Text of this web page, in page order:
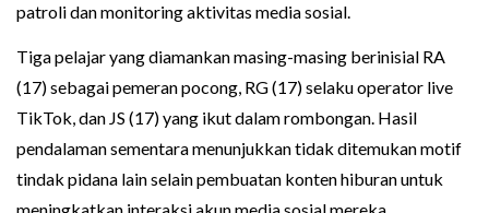
patroli dan monitoring aktivitas media sosial.
Tiga pelajar yang diamankan masing-masing berinisial RA
(17) sebagai pemeran pocong, RG (17) selaku operator live
TikTok, dan JS (17) yang ikut dalam rombongan. Hasil
pendalaman sementara menunjukkan tidak ditemukan motif
tindak pidana lain selain pembuatan konten hiburan untuk